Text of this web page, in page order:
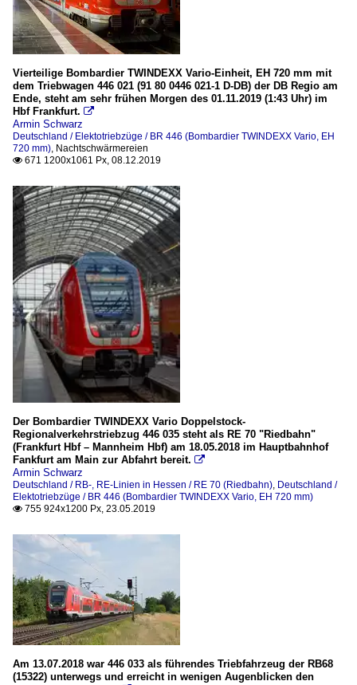
Vierteilige Bombardier TWINDEXX Vario-Einheit, EH 720 mm mit
dem Triebwagen 446 021 (91 80 0446 021-1 D-DB) der DB Regio am
Ende, steht am sehr frühen Morgen des 01.11.2019 (1:43 Uhr) im
Hbf Frankfurt. 
Armin Schwarz
Deutschland / Elektotriebzüge / BR 446 (Bombardier TWINDEXX Vario, EH
720 mm), Nachtschwärmereien
 671 1200x1061 Px, 08.12.2019
Der Bombardier TWINDEXX Vario Doppelstock-
Regionalverkehrstriebzug 446 035 steht als RE 70 "Riedbahn"
(Frankfurt Hbf – Mannheim Hbf) am 18.05.2018 im Hauptbahnhof
Fankfurt am Main zur Abfahrt bereit. 
Armin Schwarz
Deutschland / RB-, RE-Linien in Hessen / RE 70 (Riedbahn), Deutschland /
Elektotriebzüge / BR 446 (Bombardier TWINDEXX Vario, EH 720 mm)
 755 924x1200 Px, 23.05.2019
Am 13.07.2018 war 446 033 als führendes Triebfahrzeug der RB68
(15322) unterwegs und erreicht in wenigen Augenblicken den